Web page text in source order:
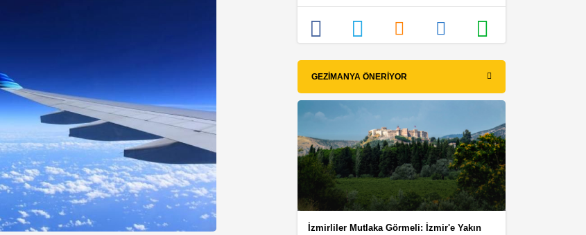
GEZIMANYA ÖNERIYOR
İzmirliler Mutlaka Görmeli: İzmir'e Yakın